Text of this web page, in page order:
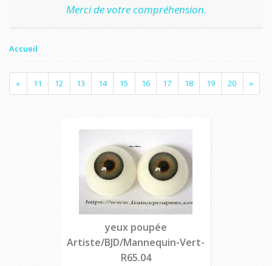
Merci de votre compréhension.
Accueil
« 11 12 13 14 15 16 17 18 19 20 »
yeux poupée
Artiste/BJD/Mannequin-Vert-
R65.04